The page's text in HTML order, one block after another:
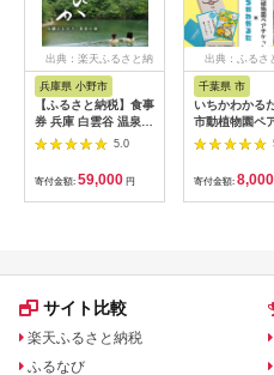
出典：楽天ふるさと納
兵庫県 小野市
【ふるさと納税】食事
券 兵庫 白雲谷 温泉
ゆぴか 入浴券 10枚＋
お食事券 (1,000円)
10枚 セット 旅行 旅
温泉旅行 スパ サウナ
岩盤浴 マッサージ エ
トラン 健康 美容 兵庫
5.0
寄付金額: 59,000 円
出典：ふるさ
千葉県 市
いちかわかる
市動植物園ペ
ト 【12203-
寄付金額: 8,000
サイト比較
楽天ふるさと納税
ふるなび